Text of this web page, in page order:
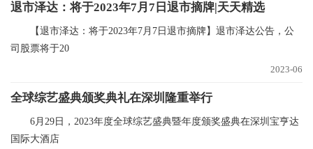
退市泽达：将于2023年7月7日退市摘牌|天天精选
【退市泽达：将于2023年7月7日退市摘牌】退市泽达公告，公
司股票将于20
2023-06
全球综艺盛典颁奖典礼在深圳隆重举行
6月29日，2023年度全球综艺盛典暨年度颁奖盛典在深圳宝亨达
国际大酒店